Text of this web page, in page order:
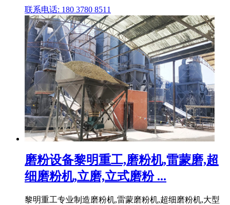
联系电话: 180 3780 8511
磨粉设备黎明重工,磨粉机,雷蒙磨,超
细磨粉机,立磨,立式磨粉 ...
黎明重工专业制造磨粉机,雷蒙磨粉机,超细磨粉机,大型